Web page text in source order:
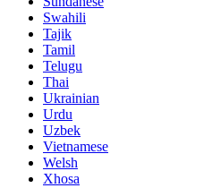
Swahili
Tajik
Tamil
Telugu
Thai
Ukrainian
Urdu
Uzbek
Vietnamese
Welsh
Xhosa